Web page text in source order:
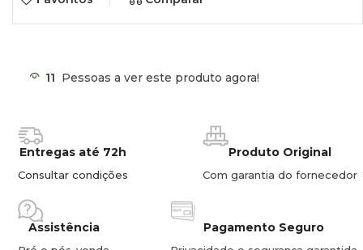
11 Pessoas a ver este produto agora!
Entregas até 72h
Consultar condições
Produto Original
Com garantia do fornecedor
Assistência Pagamento Seguro